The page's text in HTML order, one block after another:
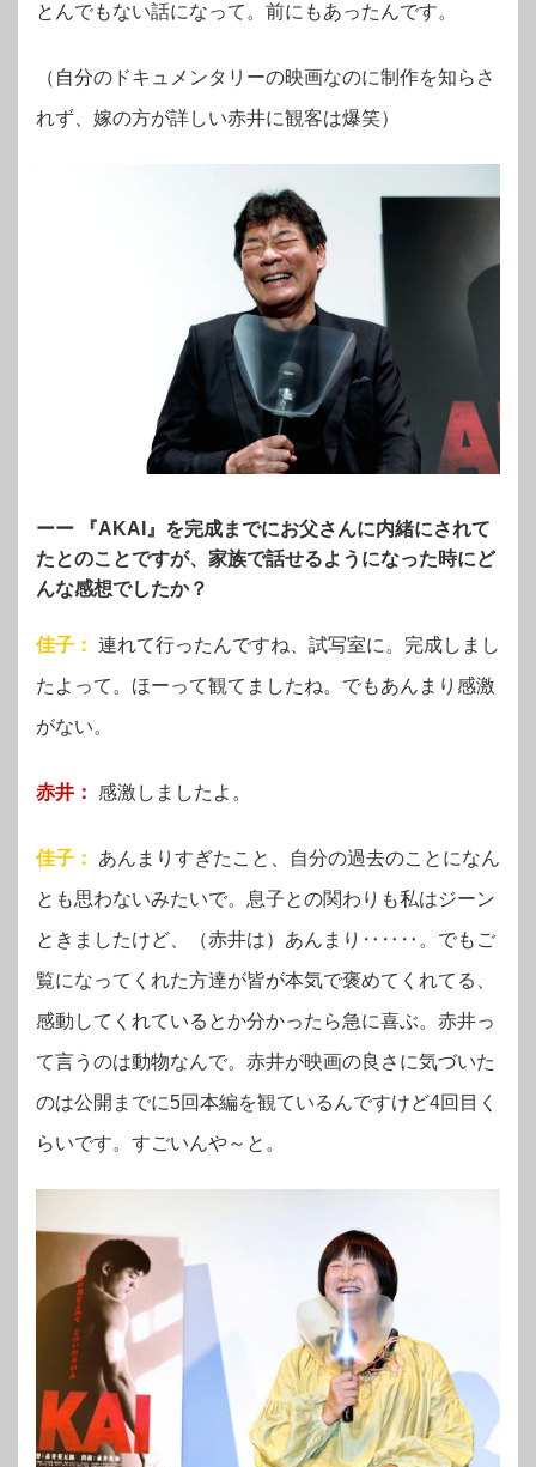
とんでもない話になって。前にもあったんです。
（自分のドキュメンタリーの映画なのに制作を知らさ
れず、嫁の方が詳しい赤井に観客は爆笑）
ーー 『AKAI』を完成までにお父さんに内緒にされて
たとのことですが、家族で話せるようになった時にど
んな感想でしたか？
佳子： 連れて行ったんですね、試写室に。完成しまし
たよって。ほーって観てましたね。でもあんまり感激
がない。
赤井： 感激しましたよ。
佳子：
あんまりすぎたこと、自分の過去のことになん
とも思わないみたいで。息子との関わりも私はジーン
ときましたけど、（赤井は）あんまり‥‥‥。でもご
覧になってくれた方達が皆が本気で褒めてくれてる、
感動してくれているとか分かったら急に喜ぶ。赤井っ
て言うのは動物なんで。赤井が映画の良さに気づいた
のは公開までに5回本編を観ているんですけど4回目く
らいです。すごいんや～と。